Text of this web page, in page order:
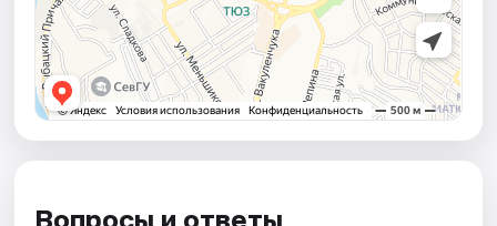
Вопросы и ответы